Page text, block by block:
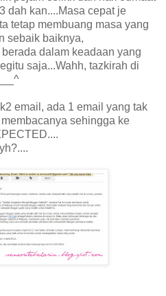
dah kan....Masa cepat je
tetap membuang masa yang
sebaik baiknya,
dalam keadaan yang
saja...Wahh, tazkirah di
email, ada 1 email yang tak
sehingga ke